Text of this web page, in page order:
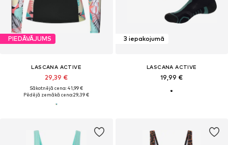
PIEDĀVĀJUMS
LASCANA ACTIVE
29,39 €
Sākotnējā cena: 41,99 €
Pēdējā zemākā cena:29,39 €
3 iepakojumā
LASCANA ACTIVE
19,99 €